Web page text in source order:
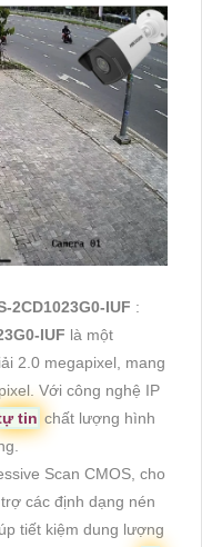
2CD1023G0-IUF :
IUF là một
2.0 megapixel, mang
Với công nghệ IP
tin chất lượng hình
Scan CMOS, cho
các định dạng nén
tiết kiệm dung lượng